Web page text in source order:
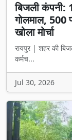
बिजली कंपनी:
गोलमाल, 500
खोला मोर्चा
रायपुर | शहर की
कर्मच...
Jul 30, 2026